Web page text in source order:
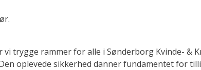
trygge rammer for alle i Sønderborg Kvinde- &
oplevede sikkerhed danner fundamentet for